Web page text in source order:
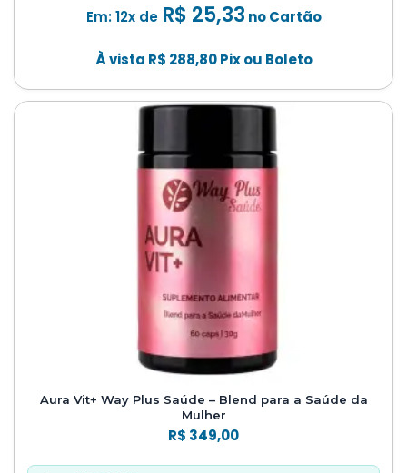
Em: 12x de R$ 25,33 no Cartão
À vista R$ 288,80 Pix ou Boleto
Aura Vit+ Way Plus Saúde – Blend para a Saúde da
Mulher
R$ 349,00